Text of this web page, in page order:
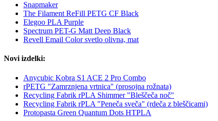
Snapmaker
The Filament ReFill PETG CF Black
Elegoo PLA Purple
Spectrum PET-G Matt Deep Black
Revell Email Color svetlo olivna, mat
Novi izdelki:
Anycubic Kobra S1 ACE 2 Pro Combo
rPETG "Zamrznjena vrtnica" (prosojna rožnata)
Recycling Fabrik rPLA Shimmer "Bleščeča noč"
Recycling Fabrik rPLA "Peneča sveča" (rdeča z bleščicami)
Protopasta Green Quantum Dots HTPLA